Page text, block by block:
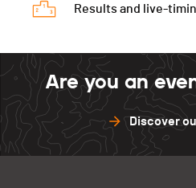
Results and live-
Are you an
Discover